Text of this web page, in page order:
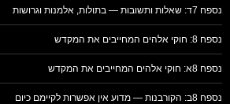
נספח 7ד: שאלות ותשובות — בתולות, אלמנות וגרושות
נספח 8: חוקי אלהים המחייבים את המקדש
נספח 8א: חוקי אלהים המחייבים את המקדש
נספח 8ב: הקורבנות — מדוע אין אפשרות לקיימם כיום